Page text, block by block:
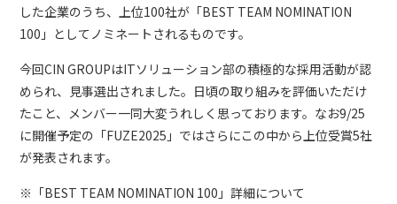
した企業のうち、上位100社が「BEST TEAM NOMINATION
100」としてノミネートされるものです。
今回CIN GROUPはITソリューション部の積極的な採用活動が認
められ、見事選出されました。日頃の取り組みを評価いただけ
たこと、メンバー一同大変うれしく思っております。なお9/25
に開催予定の「FUZE2025」ではさらにこの中から上位受賞5社
が発表されます。
※「BEST TEAM NOMINATION 100」詳細について